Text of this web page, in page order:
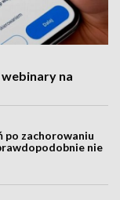
na
po zachorowaniu
nie